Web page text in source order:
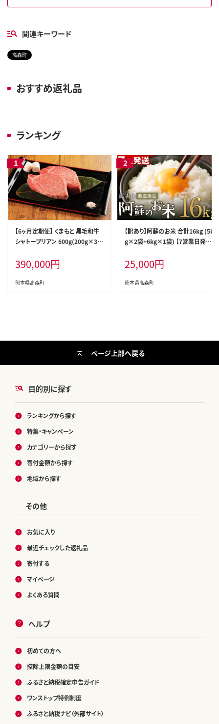
関連キーワード
高森町
おすすめ返礼品
ランキング
【6ヶ月定期便】 くまもと 黒毛和牛
シャトーブリアン 600g(200g×3
390,000円
熊本県高森町
【訳あり】阿蘇のお米 合計16kg (5k
g×2袋+6kg×1袋) 【7営業日発
ンキング
25,000円
熊本県高森町
目的別に探す
ランキングから探す
特集・キャンペーン
カテゴリーから探す
寄付金額から探す
地域から探す
その他
お気に入り
最近チェックした返礼品
寄付する
マイページ
よくある質問
ヘルプ
初めての方へ
控除上限金額の目安
ふるさと納税確定申告ガイド
ワンストップ特例制度
ふるさと納税ナビ（外部サイト）
ページ上部へ戻る